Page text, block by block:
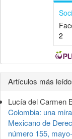
2
Detalles
del
artículo
Artículos más
Lucía del Carmen
Colombia: una
Mexicano de
número 155,